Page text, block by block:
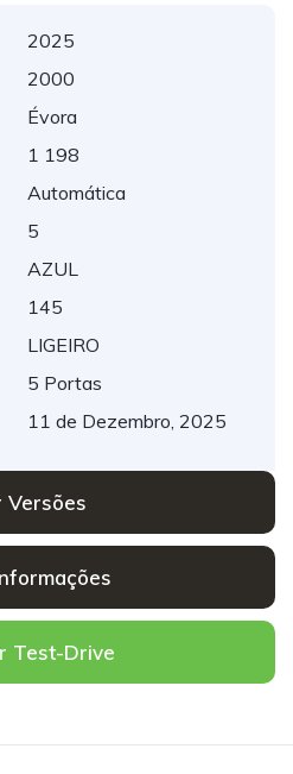
2025
2000
Évora
1 198
Automática
5
AZUL
145
LIGEIRO
5 Portas
11 de Dezembro, 2025
Versões
Test-Drive